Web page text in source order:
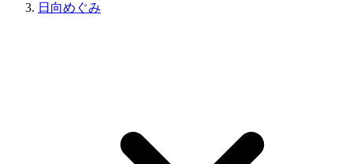
日向めぐみ